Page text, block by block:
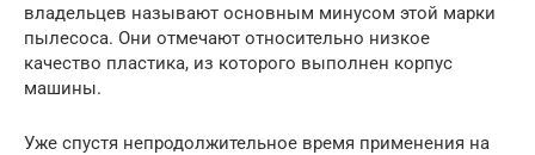
владельцев называют основным минусом этой марки
пылесоса. Они отмечают относительно низкое
качество пластика, из которого выполнен корпус
машины.
Уже спустя непродолжительное время применения на